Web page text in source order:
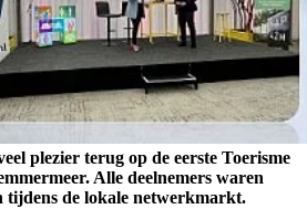
plezier terug op de eerste Toerisme
Alle deelnemers waren
tijdens de lokale netwerkmarkt.